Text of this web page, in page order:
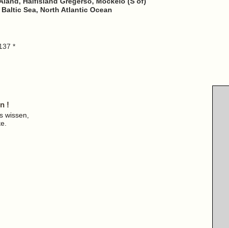
Sea, North Atlantic Ocean
*
!
wissen,